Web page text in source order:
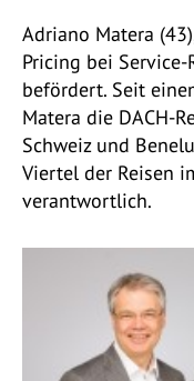
Adriano Matera
Pricing bei
befördert. Seit
Matera die DACH-
Schweiz und
Viertel der Reisen
verantwortlich.